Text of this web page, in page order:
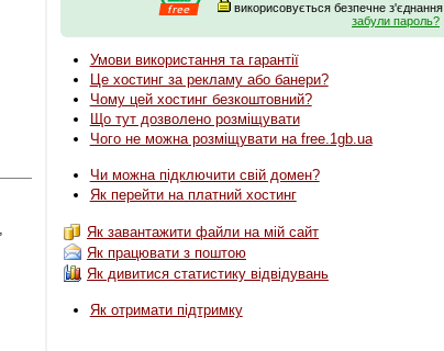
викорисовується безпечне з'єднання
забули пароль?
Умови використання та гарантії
Це хостинг за рекламу або банери?
Чому цей хостинг безкоштовний?
Що тут дозволено розміщувати
Чого не можна розміщувати на free.1gb.ua
Чи можна підключити свій домен?
Як перейти на платний хостинг
Як завантажити файли на мій сайт
Як працювати з поштою
Як дивитися статистику відвідувань
Як отримати підтримку